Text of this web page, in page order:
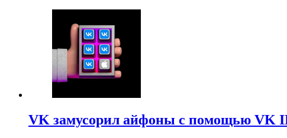
VK замусорил айфоны с помощью VK